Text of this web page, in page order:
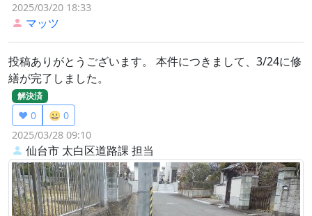
2025/03/20 18:33
マッツ
投稿ありがとうございます。 本件につきまして、3/24に修
繕が完了しました。
解決済
❤️ 0
😀 0
2025/03/28 09:10
仙台市 太白区道路課 担当